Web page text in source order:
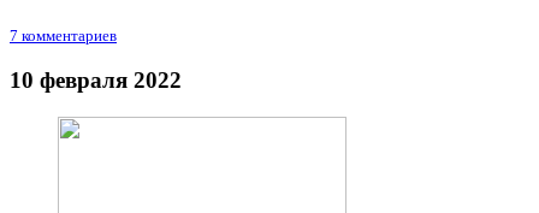
7 комментариев
10 февраля 2022